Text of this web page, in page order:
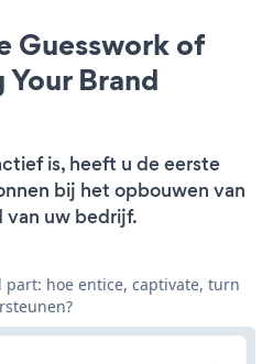
Guesswork of
Brand
is, heeft u de eerste
bij het opbouwen van
van uw bedrijf.
hoe entice, captivate, turn